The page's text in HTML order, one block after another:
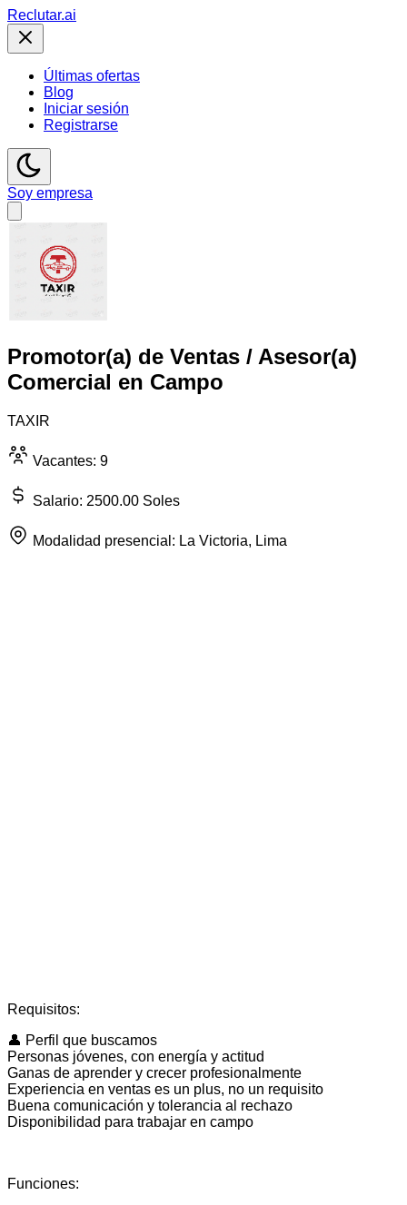
Reclutar.ai
Últimas ofertas
Blog
Iniciar sesión
Registrarse
Soy empresa
Promotor(a) de Ventas / Asesor(a)
Comercial en Campo
TAXIR
Vacantes: 9
Salario: 2500.00 Soles
Modalidad presencial: La Victoria, Lima
Requisitos:
👤 Perfil que buscamos
Personas jóvenes, con energía y actitud
Ganas de aprender y crecer profesionalmente
Experiencia en ventas es un plus, no un requisito
Buena comunicación y tolerancia al rechazo
Disponibilidad para trabajar en campo
Funciones: